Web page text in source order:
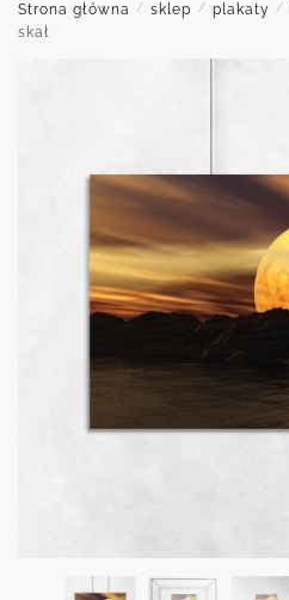
Strona główna / sklep / plakaty /
skał